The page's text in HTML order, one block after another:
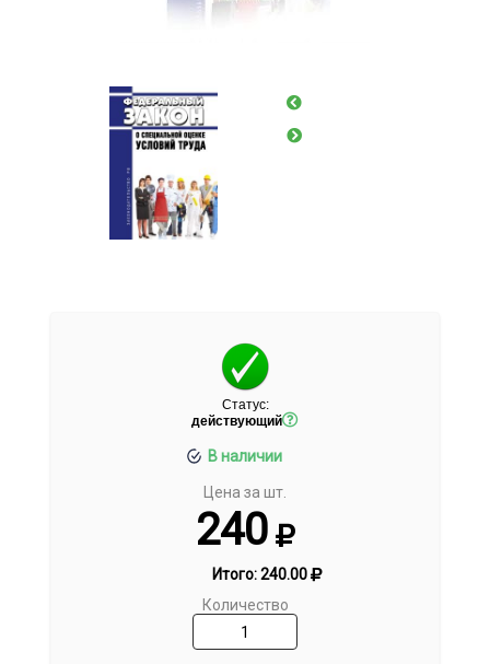
Статус:
действующий
В наличии
Цена за шт.
240
Итого:240.00
Количество